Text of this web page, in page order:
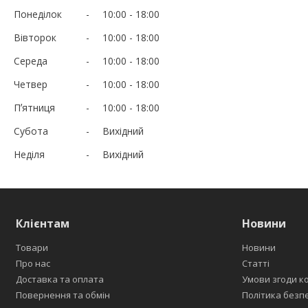
Понеділок 10:00
18:00
Вівторок
10:00
18:00
Середа
10:00
18:00
Четвер
10:00
18:00
Пʼятниця
10:00
18:00
Субота
Вихідний
Неділя
Вихідний
Клієнтам
Товари
Про нас
Доставка та оплата
Повернення та обмін
Новини
Новини
Статті
Умови згоди
Політика